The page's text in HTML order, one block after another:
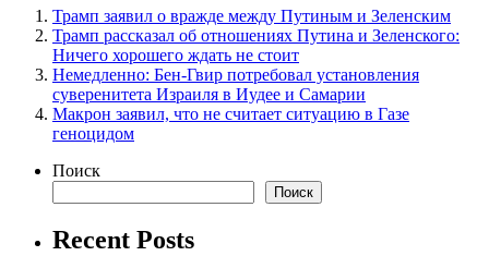
Трамп заявил о вражде между Путиным и Зеленским
Трамп рассказал об отношениях Путина и Зеленского:
Ничего хорошего ждать не стоит
Немедленно: Бен-Гвир потребовал установления
суверенитета Израиля в Иудее и Самарии
Макрон заявил, что не считает ситуацию в Газе
геноцидом
Поиск
Поиск
Recent Posts